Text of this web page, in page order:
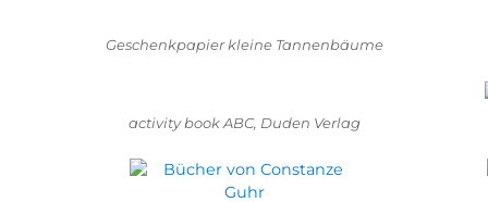
Geschenkpapier kleine Tannenbäume
activity book ABC, Duden Verlag